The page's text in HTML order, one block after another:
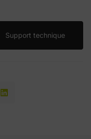
Support technique